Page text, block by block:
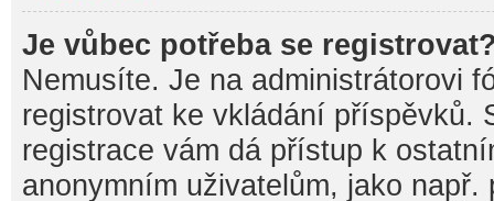
Je vůbec potřeba se
Nemusíte. Je na administrátorovi
registrovat ke vkládání příspěvků.
registrace vám dá přístup k
anonymním uživatelům, jako např.